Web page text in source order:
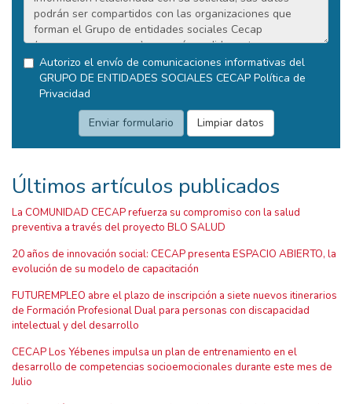
Autorizo el envío de comunicaciones informativas del
GRUPO DE ENTIDADES SOCIALES CECAP Política de
Privacidad
Últimos artículos publicados
La COMUNIDAD CECAP refuerza su compromiso con la salud
preventiva a través del proyecto BLO SALUD
20 años de innovación social: CECAP presenta ESPACIO ABIERTO, la
evolución de su modelo de capacitación
FUTUREMPLEO abre el plazo de inscripción a siete nuevos itinerarios
de Formación Profesional Dual para personas con discapacidad
intelectual y del desarrollo
CECAP Los Yébenes impulsa un plan de entrenamiento en el
desarrollo de competencias socioemocionales durante este mes de
Julio